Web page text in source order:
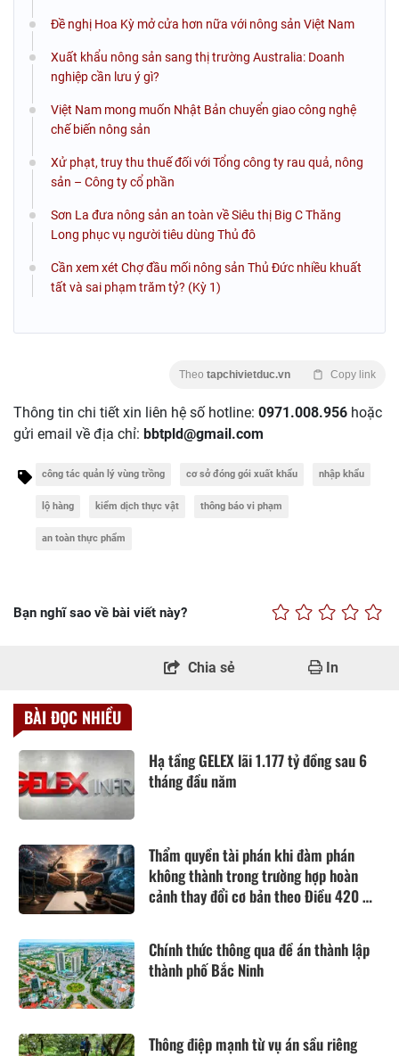
Đề nghị Hoa Kỳ mở cửa hơn nữa với nông sản Việt Nam
Xuất khẩu nông sản sang thị trường Australia: Doanh
nghiệp cần lưu ý gì?
Việt Nam mong muốn Nhật Bản chuyển giao công nghệ
chế biến nông sản
Xử phạt, truy thu thuế đối với Tổng công ty rau quả, nông
sản – Công ty cổ phần
Sơn La đưa nông sản an toàn về Siêu thị Big C Thăng
Long phục vụ người tiêu dùng Thủ đô
Cần xem xét Chợ đầu mối nông sản Thủ Đức nhiều khuất
tất và sai phạm trăm tỷ? (Kỳ 1)
Theo tapchivietduc.vn Copy link
Thông tin chi tiết xin liên hệ số hotline: 0971.008.956 hoặc
gửi email về địa chỉ: bbtpld@gmail.com
công tác quản lý vùng trồng cơ sở đóng gói xuất khẩu nhập khẩu
lộ hàng kiểm dịch thực vật thông báo vi phạm
an toàn thực phẩm
Bạn nghĩ sao về bài viết này?
Chia sẻ In
BÀI ĐỌC NHIỀU
Hạ tầng GELEX lãi 1.177 tỷ đồng sau 6
tháng đầu năm
Thẩm quyền tài phán khi đàm phán
không thành trong trường hợp hoàn
cảnh thay đổi cơ bản theo Điều 420 Bộ
Chính thức thông qua đề án thành lập
thành phố Bắc Ninh
Thông điệp mạnh từ vụ án sầu riêng